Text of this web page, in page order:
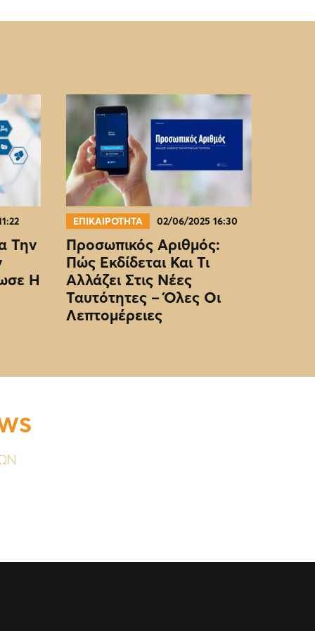
Την
Η
ΕΠΙΚΑΙΡΟΤΗΤΑ 02/06/2025 16:30
Προσωπικός Αριθμός:
Πώς Εκδίδεται Και Τι
Αλλάζει Στις Νέες
Ταυτότητες – Όλες Οι
Λεπτομέρειες